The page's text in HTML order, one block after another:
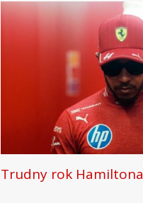
Trudny rok Hamiltona